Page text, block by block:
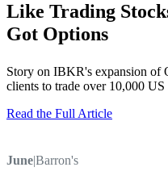
Like Trading
Got Options
Story on IBKR's expansion of
clients to trade over 10,000 US
Read the Full Article
June|Barron's